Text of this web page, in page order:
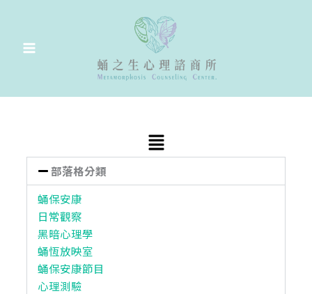
容
Main
部落格分類
蛹保安康
日常觀察
黑暗心理學
蛹恆放映室
蛹保安康節目
心理測驗